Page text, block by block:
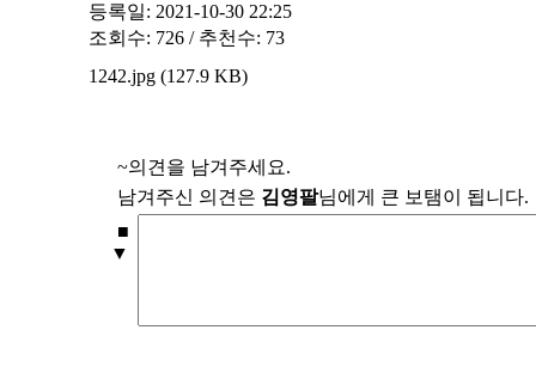
등록일: 2021-10-30 22:25
조회수: 726 / 추천수: 73
1242.jpg (127.9 KB)
~의견을 남겨주세요.
남겨주신 의견은 김영팔님에게 큰 보탬이 됩니다.
■
▼